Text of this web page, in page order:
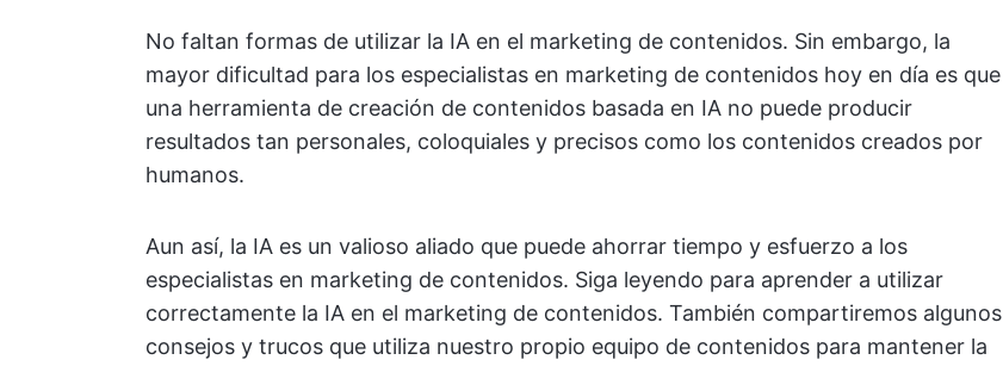
No faltan formas de utilizar la IA en el marketing de contenidos. Sin embargo, la
mayor dificultad para los especialistas en marketing de contenidos hoy en día es que
una herramienta de creación de contenidos basada en IA no puede producir
resultados tan personales, coloquiales y precisos como los contenidos creados por
humanos.
Aun así, la IA es un valioso aliado que puede ahorrar tiempo y esfuerzo a los
especialistas en marketing de contenidos. Siga leyendo para aprender a utilizar
correctamente la IA en el marketing de contenidos. También compartiremos algunos
consejos y trucos que utiliza nuestro propio equipo de contenidos para mantener la